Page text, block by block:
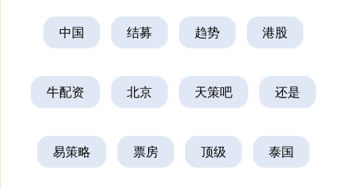
中国 结募 趋势 港股
牛配资 北京 天策吧 还是
易策略 票房 顶级 泰国